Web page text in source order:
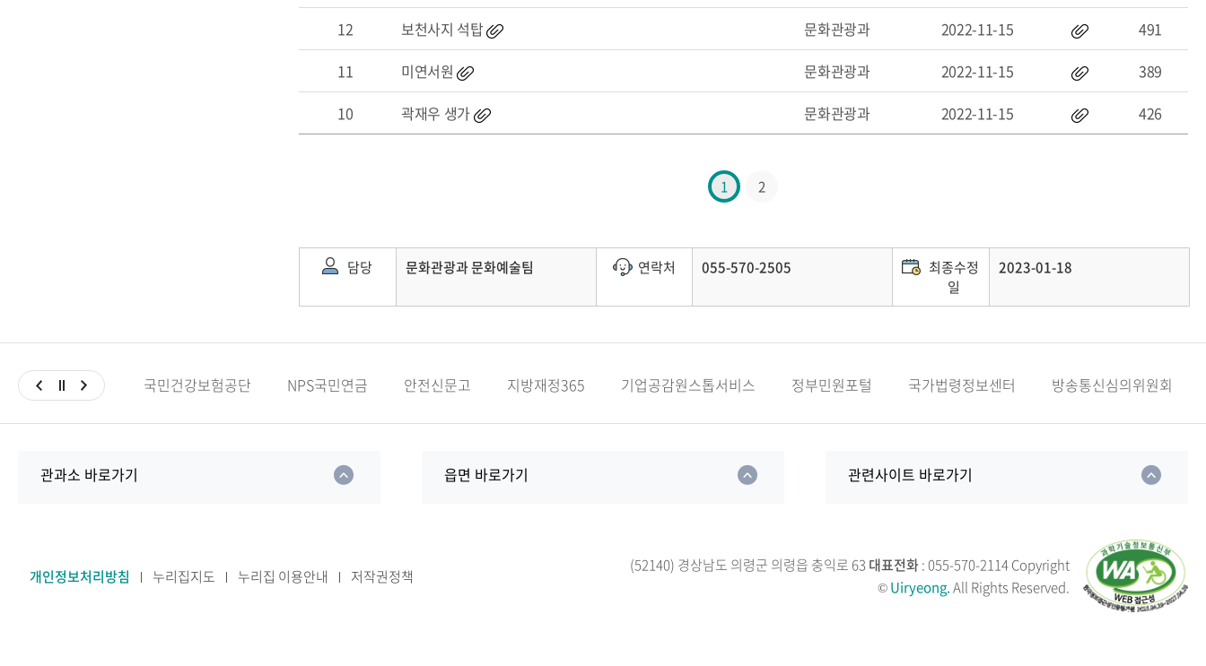
12
보천사지 석탑 문화관광과 2022-11-15
491
11
미연서원 문화관광과 2022-11-15
389
10
곽재우 생가 문화관광과 2022-11-15 426
1 2
담당 문화관광과 문화예술팀 연락처 055-570-2505
최종수정
일
2023-01-18
국민건강보험공단 NPS국민연금 안전신문고 지방재정365 기업공감원스톱서비스 정부민원포털 국가법령정보센터 방송통신심의위원회
관과소 바로가기 읍면 바로가기 관련사이트 바로가기
개인정보처리방침 누리집지도 누리집 이용안내 저작권정책
(52140) 경상남도 의령군 의령읍 충익로 63 대표전화: 055-570-2114Copyright
©Uiryeong.All Rights Reserved.